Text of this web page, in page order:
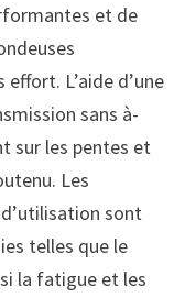
et de
L’aide d’une
sans à-
sur les pentes et
Les
sont
telles que le
la fatigue et les